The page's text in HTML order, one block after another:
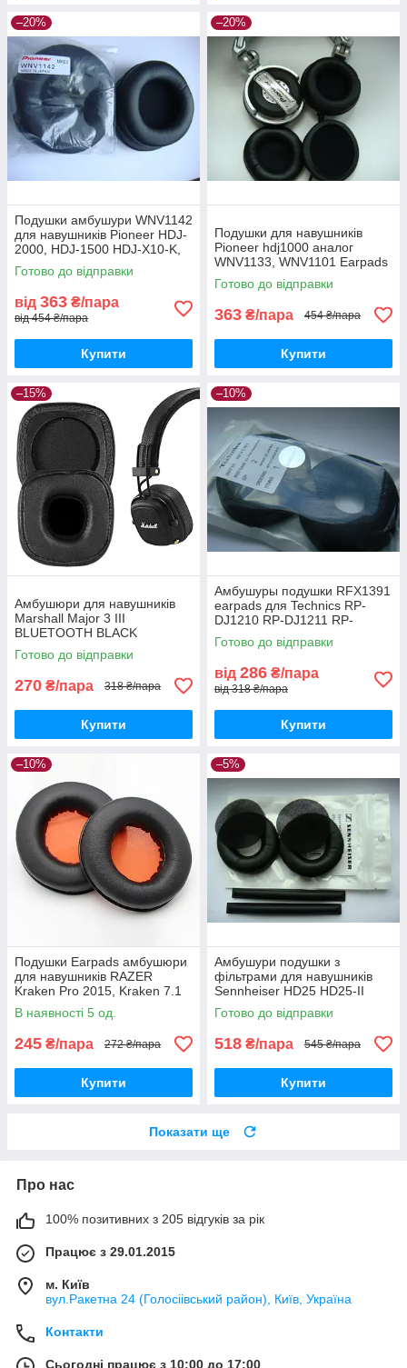
–20%
Подушки амбушури WNV1142
для навушників Pioneer HDJ-
2000, HDJ-1500 HDJ-X10-K,
HDJ-X5, HDJ-X7
Готово до відправки
від 363 ₴/пара
від 454 ₴/пара
Купити
–20%
Подушки для навушників
Pioneer hdj1000 аналог
WNV1133, WNV1101 Earpads
Готово до відправки
363 ₴/пара 454 ₴/пара
Купити
–15%
Амбушюри для навушників
Marshall Major 3 III
BLUETOOTH BLACK
Готово до відправки
270 ₴/пара 318 ₴/пара
Купити
–10%
Амбушуры подушки RFX1391
earpads для Technics RP-
DJ1210 RP-DJ1211 RP-
DJ1200 EAH-DJ1200
Готово до відправки
від 286 ₴/пара
від 318 ₴/пара
Купити
–10%
Подушки Earpads амбушюри
для навушників RAZER
Kraken Pro 2015, Kraken 7.1
Chroma, USB, Essential
В наявності 5 од.
245 ₴/пара 272 ₴/пара
Купити
–5%
Амбушури подушки з
фільтрами для навушників
Sennheiser HD25 HD25-II
HD25C-II
Готово до відправки
518 ₴/пара 545 ₴/пара
Купити
Показати ще
Про нас
100% позитивних з 205 відгуків за рік
Працює з 29.01.2015
м. Київ
вул.Ракетна 24 (Голосіівський район), Київ, Україна
Контакти
Сьогодні працює з 10:00 до 17:00